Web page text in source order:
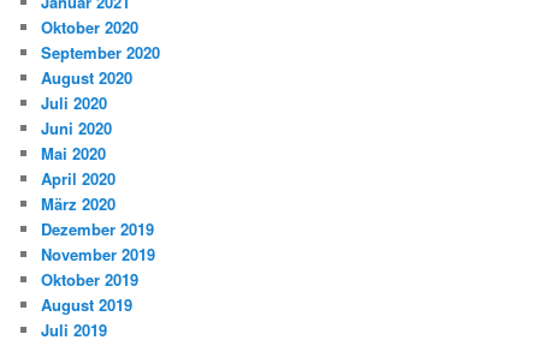
Oktober 2020
September 2020
August 2020
Juli 2020
Juni 2020
Mai 2020
April 2020
März 2020
Dezember 2019
November 2019
Oktober 2019
August 2019
Juli 2019